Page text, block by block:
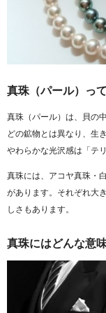
真珠（パール）っ
真珠（パール） は、貝の
どの鉱物とは異なり、生
やわらかな光沢感は「テ
真珠には、アコヤ真珠・
があります。それぞれ大
しさもあります。
真珠にはどんな意